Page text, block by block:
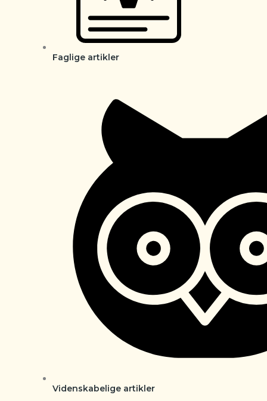
Faglige artikler
Videnskabelige artikler